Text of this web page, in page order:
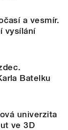
a vesmír.
vysílání
Batelku
univerzita
ve 3D